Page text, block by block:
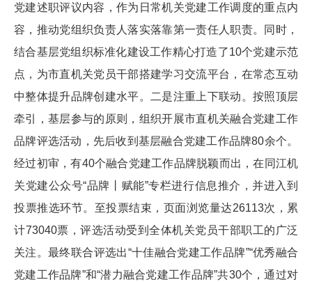
党建述职评议内容，作为日常机关党建工作调度的重点内
容，推动党组织负责人落实落靠第一责任人职责。同时，
结合基层党组织标准化建设工作精心打造了10个党建示范
点，为市直机关党员干部搭建学习交流平台，在常态互动
中整体提升品牌创建水平。二是注重上下联动。按照顶层
牵引，基层参与的原则，组织开展市直机关融合党建工作
品牌评选活动，先后收到基层融合党建工作品牌80余个。
经过初审，有40个融合党建工作品牌脱颖而出，在同江机
关党建公众号“品牌丨赋能”专栏进行信息推介，并进入到
投票推选环节。至投票结束，页面浏览量达26113次，累
计73040票，评选活动受到全体机关党员干部职工的广泛
关注。最终联合评选出“十佳融合党建工作品牌”“优秀融合
党建工作品牌”和“潜力融合党建工作品牌”共30个，通过对